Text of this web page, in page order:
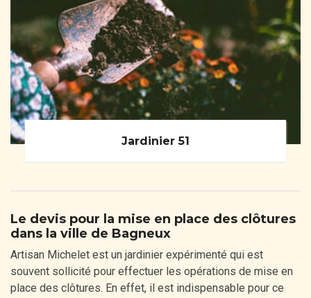
Jardinier 51
Le devis pour la mise en place des clôtures
dans la ville de Bagneux
Artisan Michelet est un jardinier expérimenté qui est
souvent sollicité pour effectuer les opérations de mise en
place des clôtures. En effet, il est indispensable pour ce